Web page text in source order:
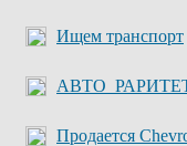
Ищем транспорт
Продается